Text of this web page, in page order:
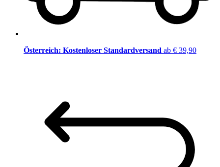
Österreich: Kostenloser Standardversand ab € 39,90